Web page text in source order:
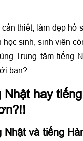
thiết, làm đẹp hồ
sinh, sinh viên
Trung tâm tiếng
bạn?
Nhật hay
Nhật và tiếng